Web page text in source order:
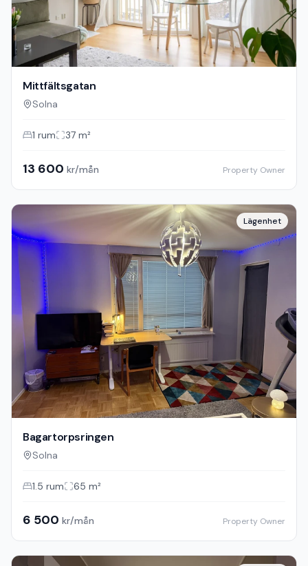
Mittfältsgatan
Solna
1 rum 37 m²
13 600 kr/mån Property Owner
Lägenhet
Bagartorpsringen
Solna
1.5 rum 65 m²
6 500 kr/mån Property Owner